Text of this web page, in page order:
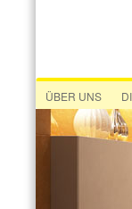
ÜBER UNS